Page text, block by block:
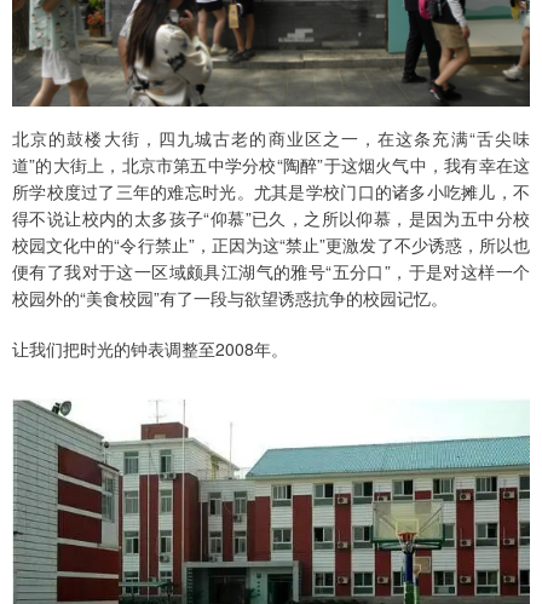
北京的鼓楼大街，四九城古老的商业区之一，在这条充满“舌尖味
道”的大街上，北京市第五中学分校“陶醉”于这烟火气中，我有幸在这
所学校度过了三年的难忘时光。尤其是学校门口的诸多小吃摊儿，不
得不说让校内的太多孩子“仰慕”已久，之所以仰慕，是因为五中分校
校园文化中的“令行禁止”，正因为这“禁止”更激发了不少诱惑，所以也
便有了我对于这一区域颇具江湖气的雅号“五分口”，于是对这样一个
校园外的“美食校园”有了一段与欲望诱惑抗争的校园记忆。
让我们把时光的钟表调整至2008年。